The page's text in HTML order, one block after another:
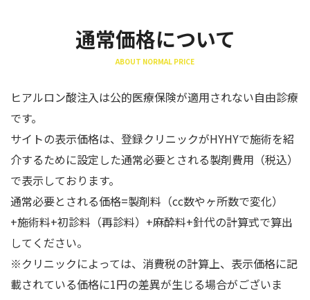
通常価格について
ABOUT NORMAL PRICE
ヒアルロン酸注入は公的医療保険が適用されない自由診療
です。
サイトの表示価格は、登録クリニックがHYHYで施術を紹
介するために設定した通常必要とされる製剤費用（税込）
で表示しております。
通常必要とされる価格=製剤料（cc数やヶ所数で変化）
+施術料+初診料（再診料）+麻酔料+針代の計算式で算出
してください。
※クリニックによっては、消費税の計算上、表示価格に記
載されている価格に1円の差異が生じる場合がございま